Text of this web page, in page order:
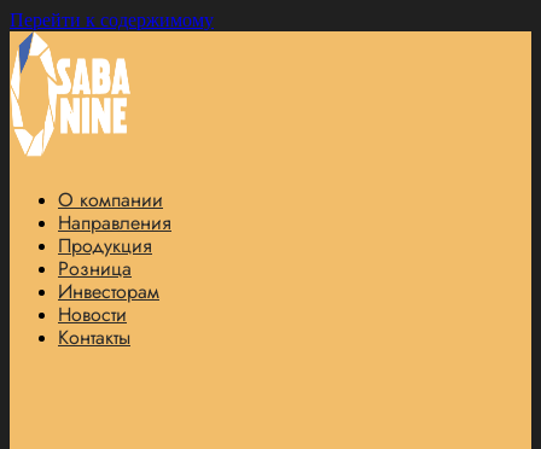
Перейти к содержимому
О компании
Направления
Продукция
Розница
Инвесторам
Новости
Контакты